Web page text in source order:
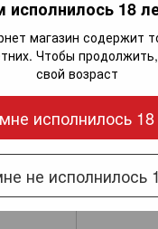
исполнилось 18
магазин содержит
Чтобы
свой возраст
исполнилось 18
не исполнилось
Zero
Abbazia
Cuvee
игристый
373 грн